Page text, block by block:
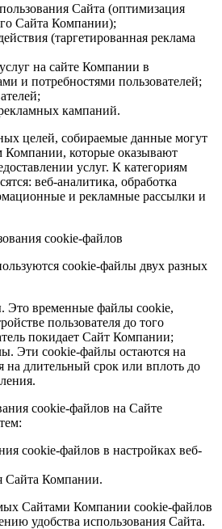
Сайта (оптимизация
Сайта Компании);
(таргетированная реклама
на сайте Компании в
и потребностями пользователей;
кампаний.
целей, собираемые данные могут
Компании, которые оказывают
услуг. К категориям
веб-аналитика, обработка
и рекламные рассылки и
cookie-файлов
cookie-файлы двух разных
Это временные файлы cookie,
пользователя до того
покидает Сайт Компании;
Эти cookie-файлы остаются на
на длительный срок или вплоть до
cookie-файлов на Сайте
cookie-файлов в настройках веб-
Сайта Компании.
Сайтами Компании cookie-файлов
удобства использования Сайта.